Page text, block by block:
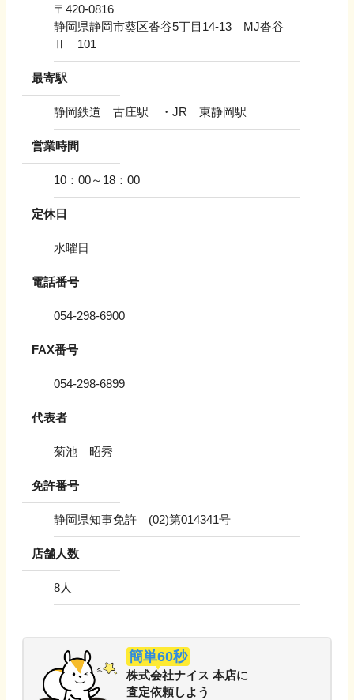
〒 420-0816
静岡県静岡市葵区沓谷5丁目14-13 MJ沓谷
Ⅱ 101
最寄駅
静岡鉄道 古庄駅 ・JR 東静岡駅
営業時間
10：00～18：00
定休日
水曜日
電話番号
054-298-6900
FAX番号
054-298-6899
代表者
菊池 昭秀
免許番号
静岡県知事免許 (02)第014341号
店舗人数
8人
簡単60秒
株式会社ナイス 本店に
査定依頼しよう